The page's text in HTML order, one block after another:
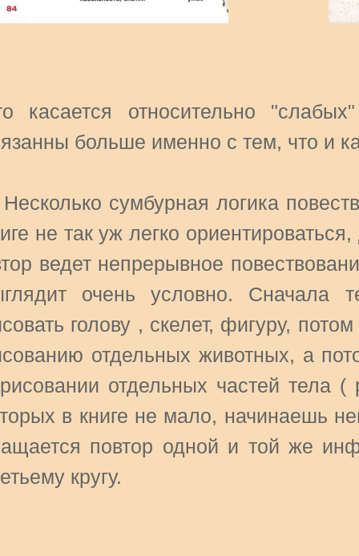
касается относительно
больше именно с тем, что и
сумбурная логика
не так уж легко
ведет непрерывное
очень условно. Сначала
голову , скелет, фигуру,
отдельных животных, а
отдельных частей тела (
в книге не мало, начинаешь
повтор одной и той же
кругу.